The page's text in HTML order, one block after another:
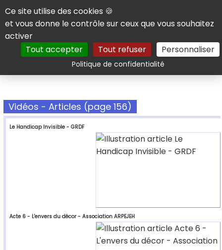
Panneau de gestion des cookies
Ce site utilise des cookies 🍪
et vous donne le contrôle sur ceux que vous souhaitez
activer
Tout accepter
Tout refuser Personnaliser
Politique de confidentialitéRechercher
Vidéos - Articles (page 156)
Le Handicap Invisible - GRDF
Acte 6 - L'envers du décor - Association ARPEJEH